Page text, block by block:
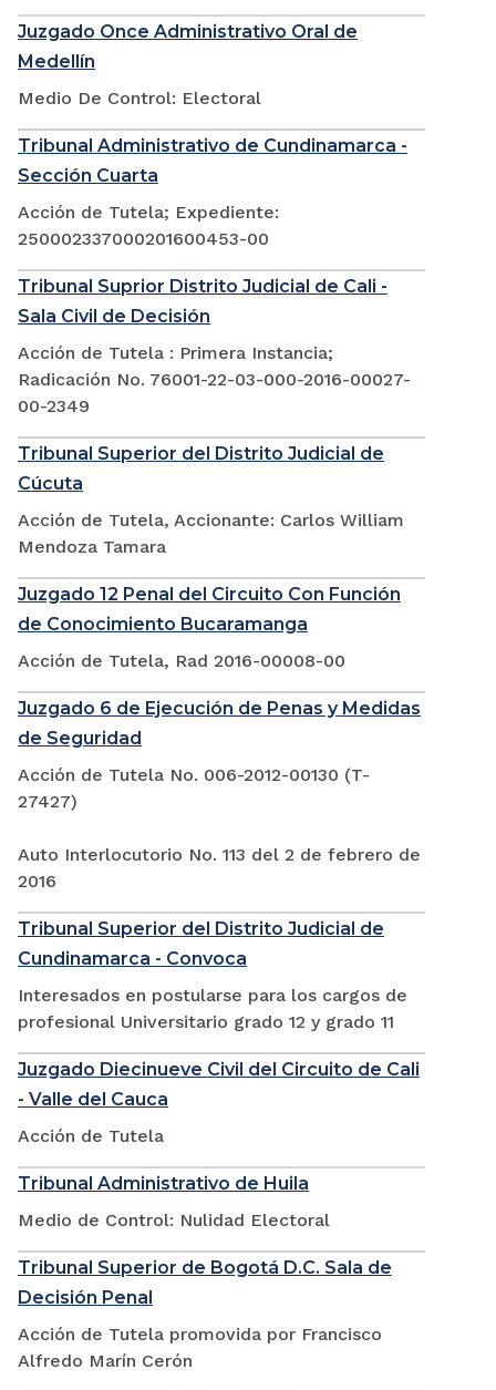
Juzgado Once Administrativo Oral de
Medellín
Medio De Control: Electoral
Tribunal Administrativo de Cundinamarca -
Sección Cuarta
Acción de Tutela; Expediente:
250002337000201600453-00
Tribunal Suprior Distrito Judicial de Cali -
Sala Civil de Decisión
Acción de Tutela : Primera Instancia;
Radicación No. 76001-22-03-000-2016-00027-
00-2349
Tribunal Superior del Distrito Judicial de
Cúcuta
Acción de Tutela, Accionante: Carlos William
Mendoza Tamara
Juzgado 12 Penal del Circuito Con Función
de Conocimiento Bucaramanga
Acción de Tutela, Rad 2016-00008-00
Juzgado 6 de Ejecución de Penas y Medidas
de Seguridad
Acción de Tutela No. 006-2012-00130 (T-
27427)
Auto Interlocutorio No. 113 del 2 de febrero de
2016
Tribunal Superior del Distrito Judicial de
Cundinamarca - Convoca
Interesados en postularse para los cargos de
profesional Universitario grado 12 y grado 11
Juzgado Diecinueve Civil del Circuito de Cali
- Valle del Cauca
Acción de Tutela
Tribunal Administrativo de Huila
Medio de Control: Nulidad Electoral
Tribunal Superior de Bogotá D.C. Sala de
Decisión Penal
Acción de Tutela promovida por Francisco
Alfredo Marín Cerón